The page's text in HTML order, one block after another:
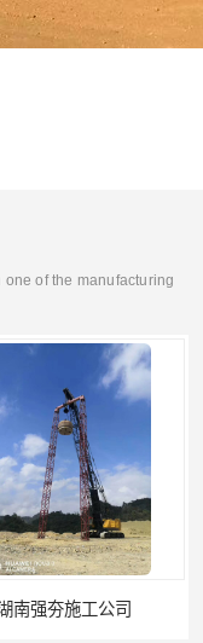
of the manufacturing
南强夯施工公司